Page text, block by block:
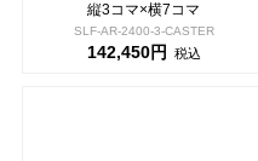
縦3コマ×横7コマ
SLF-AR-2400-3-CASTER
142,450円 税込